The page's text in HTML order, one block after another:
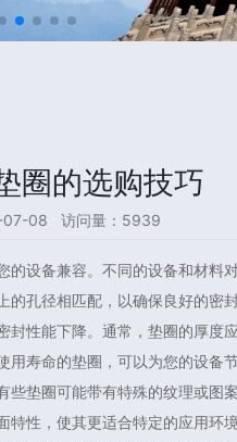
圈的选购技巧
07-08 访问量：5939
设备兼容。不同的设备和材料
孔径相匹配，以确保良好的密
性能下降。通常，垫圈的厚度
寿命的垫圈，可以为您的设备
垫圈可能带有特殊的纹理或图
性，使其更适合特定的应用环境